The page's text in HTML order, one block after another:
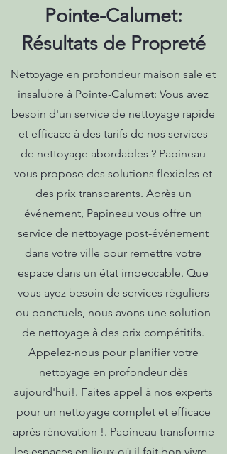
Pointe-Calumet:
Résultats de Propreté
Nettoyage en profondeur maison sale et
insalubre à Pointe-Calumet: Vous avez
besoin d'un service de nettoyage rapide
et efficace à des tarifs de nos services
de nettoyage abordables ? Papineau
vous propose des solutions flexibles et
des prix transparents. Après un
événement, Papineau vous offre un
service de nettoyage post-événement
dans votre ville pour remettre votre
espace dans un état impeccable. Que
vous ayez besoin de services réguliers
ou ponctuels, nous avons une solution
de nettoyage à des prix compétitifs.
Appelez-nous pour planifier votre
nettoyage en profondeur dès
aujourd'hui!. Faites appel à nos experts
pour un nettoyage complet et efficace
après rénovation !. Papineau transforme